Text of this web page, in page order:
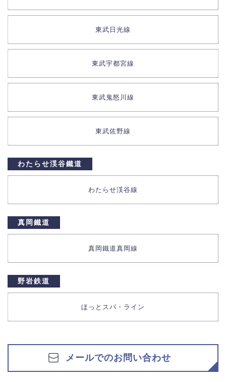
東武日光線
東武宇都宮線
東武鬼怒川線
東武佐野線
わたらせ渓谷鐵道
わたらせ渓谷線
真岡鐵道
真岡鐵道真岡線
野岩鉄道
ほっとスパ・ライン
メールでのお問い合わせ